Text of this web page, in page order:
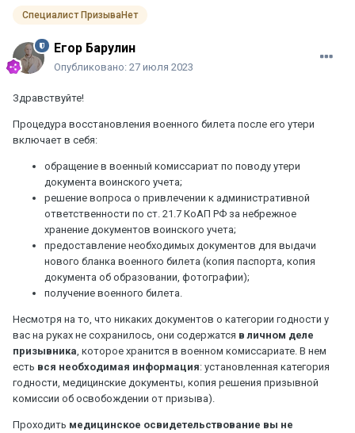
Специалист ПризываНет
Егор Барулин
Опубликовано: 27 июля 2023
Здравствуйте!
Процедура восстановления военного билета после его утери
включает в себя:
обращение в военный комиссариат по поводу утери
документа воинского учета;
решение вопроса о привлечении к административной
ответственности по ст. 21.7 КоАП РФ за небрежное
хранение документов воинского учета;
предоставление необходимых документов для выдачи
нового бланка военного билета (копия паспорта, копия
документа об образовании, фотографии);
получение военного билета.
Несмотря на то, что никаких документов о категории годности у
вас на руках не сохранилось, они содержатся в личном деле
призывника , которое хранится в военном комиссариате. В нем
есть вся необходимая информация: установленная категория
годности, медицинские документы, копия решения призывной
комиссии об освобождении от призыва).
Проходить медицинское освидетельствование вы не